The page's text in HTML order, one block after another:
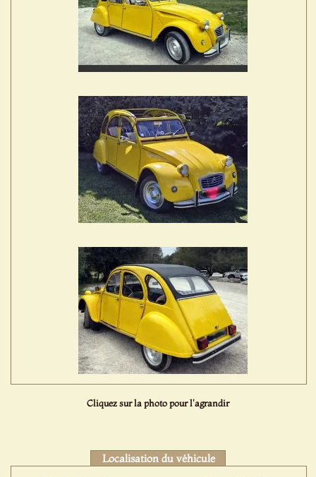
Cliquez sur la photo pour l'agrandir
Localisation du véhicule